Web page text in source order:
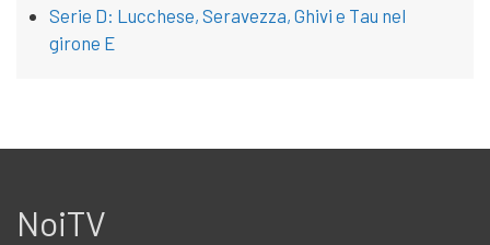
Serie D: Lucchese, Seravezza, Ghivi e Tau nel
girone E
NoiTV